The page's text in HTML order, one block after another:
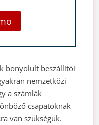
bonyolult beszállítói
nemzetközi
a számlák
csapatoknak
van szükségük.